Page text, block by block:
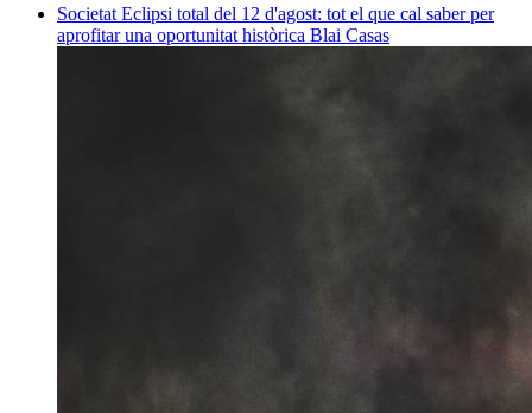
Societat Eclipsi total del 12 d'agost: tot el que cal saber per
aprofitar una oportunitat històrica Blai Casas